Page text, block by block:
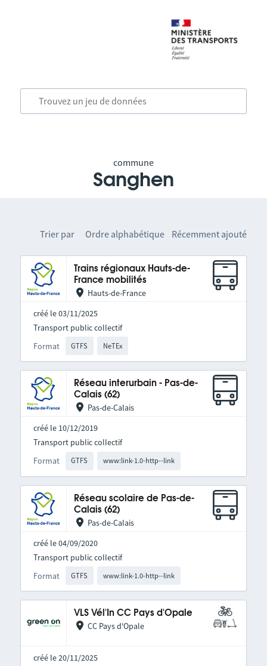
commune
Sanghen
Trier par Ordre alphabétique Récemment ajouté
Trains régionaux Hauts-de-
France mobilités
Hauts-de-France
créé le 03/11/2025
Format GTFS NeTEx
Transport public collectif
Réseau interurbain - Pas-de-
Calais (62)
Pas-de-Calais
créé le 10/12/2019
Format GTFS www:link-1.0-http--link
Transport public collectif
Réseau scolaire de Pas-de-
Calais (62)
Pas-de-Calais
créé le 04/09/2020
Format GTFS www:link-1.0-http--link
Transport public collectif
VLS Vél'In CC Pays d'Opale
CC Pays d'Opale
créé le 20/11/2025